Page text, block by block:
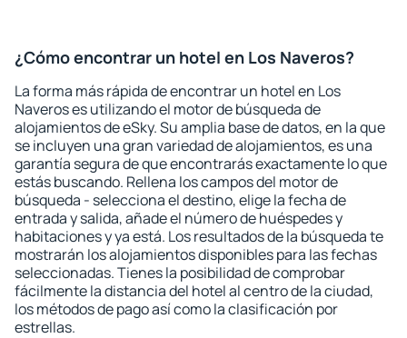
¿Cómo encontrar un hotel en Los Naveros?
La forma más rápida de encontrar un hotel en Los
Naveros es utilizando el motor de búsqueda de
alojamientos de eSky. Su amplia base de datos, en la que
se incluyen una gran variedad de alojamientos, es una
garantía segura de que encontrarás exactamente lo que
estás buscando. Rellena los campos del motor de
búsqueda - selecciona el destino, elige la fecha de
entrada y salida, añade el número de huéspedes y
habitaciones y ya está. Los resultados de la búsqueda te
mostrarán los alojamientos disponibles para las fechas
seleccionadas. Tienes la posibilidad de comprobar
fácilmente la distancia del hotel al centro de la ciudad,
los métodos de pago así como la clasificación por
estrellas.